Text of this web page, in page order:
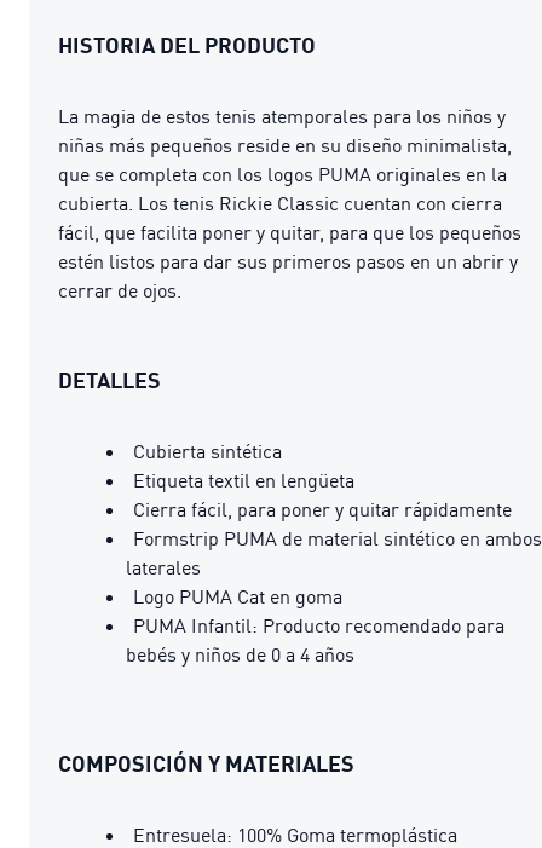
HISTORIA DEL PRODUCTO
La magia de estos tenis atemporales para los niños y
niñas más pequeños reside en su diseño minimalista,
que se completa con los logos PUMA originales en la
cubierta. Los tenis Rickie Classic cuentan con cierra
fácil, que facilita poner y quitar, para que los pequeños
estén listos para dar sus primeros pasos en un abrir y
cerrar de ojos.
DETALLES
Cubierta sintética
Etiqueta textil en lengüeta
Cierra fácil, para poner y quitar rápidamente
Formstrip PUMA de material sintético en ambos
laterales
Logo PUMA Cat en goma
PUMA Infantil: Producto recomendado para
bebés y niños de 0 a 4 años
COMPOSICIÓN Y MATERIALES
Entresuela: 100% Goma termoplástica